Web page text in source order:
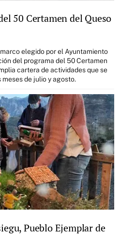
50 Certamen del Queso
elegido por el Ayuntamiento
del programa del 50 Certamen
cartera de actividades que se
de julio y agosto.
Pueblo Ejemplar de